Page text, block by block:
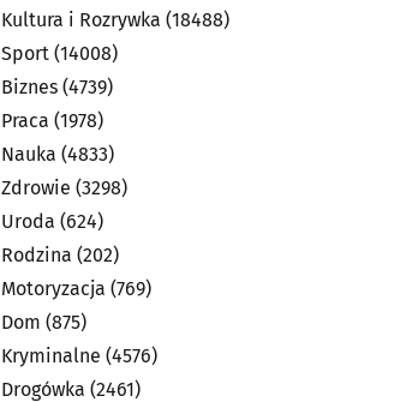
Kultura i Rozrywka (18488)
Sport (14008)
Biznes (4739)
Praca (1978)
Nauka (4833)
Zdrowie (3298)
Uroda (624)
Rodzina (202)
Motoryzacja (769)
Dom (875)
Kryminalne (4576)
Drogówka (2461)